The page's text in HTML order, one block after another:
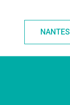
NANTES